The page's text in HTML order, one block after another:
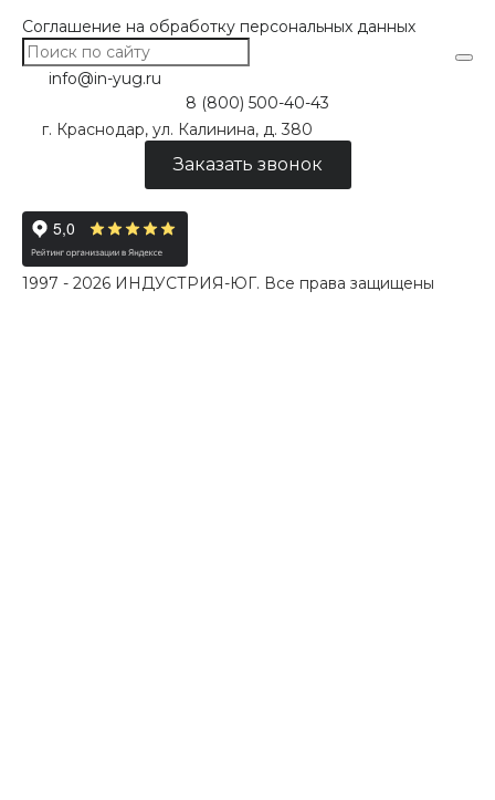
Соглашение на обработку персональных данных
info@in-yug.ru
8 (800) 500-40-43
г. Краснодар, ул. Калинина, д. 380
Заказать звонок
1997 - 2026 ИНДУСТРИЯ-ЮГ. Все права защищены